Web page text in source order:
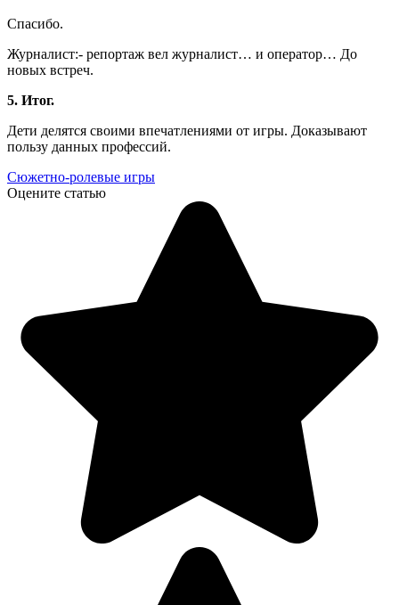
Спасибо.
Журналист:- репортаж вел журналист… и оператор… До
новых встреч.
5. Итог.
Дети делятся своими впечатлениями от игры. Доказывают
пользу данных профессий.
Сюжетно-ролевые игры
Оцените статью